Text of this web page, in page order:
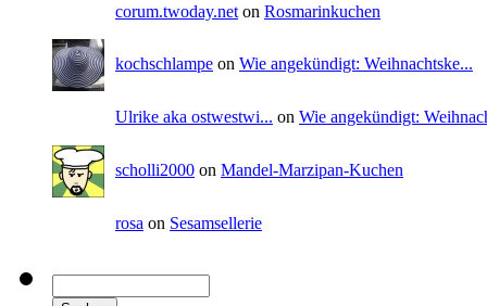
corum.twoday.net on Rosmarinkuchen
kochschlampe on Wie angekündigt: Weihnachtske...
Ulrike aka ostwestwi... on Wie angekündigt:
scholli2000 on Mandel-Marzipan-Kuchen
rosa on Sesamsellerie